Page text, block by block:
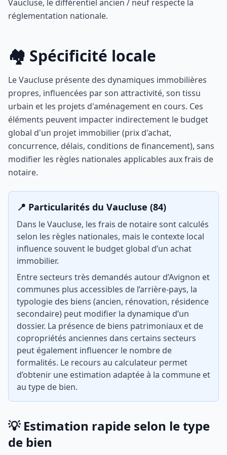
Vaucluse, le différentiel ancien / neuf respecte la
réglementation nationale.
🏘️ Spécificité locale
Le Vaucluse présente des dynamiques immobilières
propres, influencées par son attractivité, son tissu
urbain et les projets d'aménagement en cours. Ces
éléments peuvent impacter indirectement le budget
global d'un projet immobilier (prix d'achat,
concurrence, délais, conditions de financement), sans
modifier les règles nationales applicables aux frais de
notaire.
📍 Particularités du Vaucluse (84)
Dans le Vaucluse, les frais de notaire sont calculés
selon les règles nationales, mais le contexte local
influence souvent le budget global d’un achat
immobilier.
Entre secteurs très demandés autour d’Avignon et
communes plus accessibles de l’arrière-pays, la
typologie des biens (ancien, rénovation, résidence
secondaire) peut modifier la dynamique d’un
dossier. La présence de biens patrimoniaux et de
copropriétés anciennes dans certains secteurs
peut également influencer le nombre de
formalités. Le recours au calculateur permet
d’obtenir une estimation adaptée à la commune et
au type de bien.
💡 Estimation rapide selon le type
de bien